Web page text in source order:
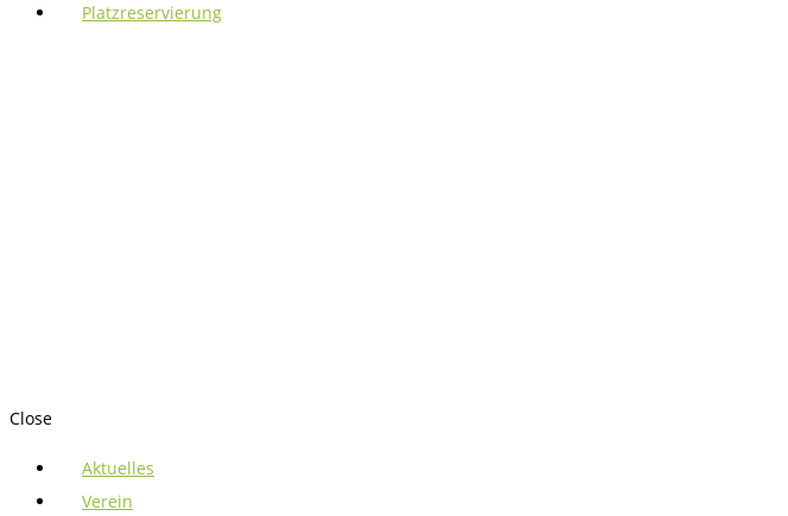
Platzreservierung
Close
Aktuelles
Verein